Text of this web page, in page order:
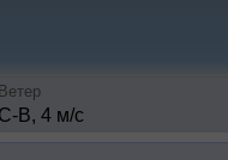
В, 4 м/с